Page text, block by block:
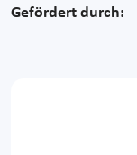
Gefördert durch: